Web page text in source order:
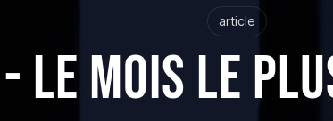
article
- Le mois le